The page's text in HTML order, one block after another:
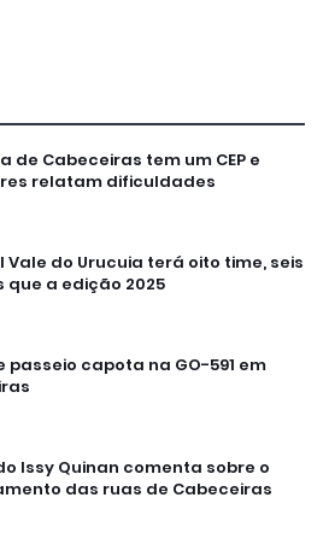
de Cabeceiras tem um CEP e
relatam dificuldades
Vale do Urucuia terá oito time, seis
que a edição 2025
passeio capota na GO-591 em
Issy Quinan comenta sobre o
das ruas de Cabeceiras